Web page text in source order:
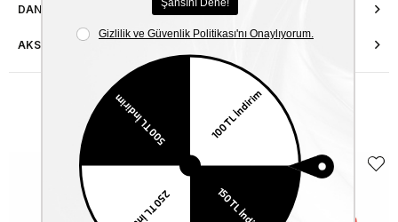
DANIŞMA HATTI
AKSESUAR ONARIMI
Benzer Ürünler